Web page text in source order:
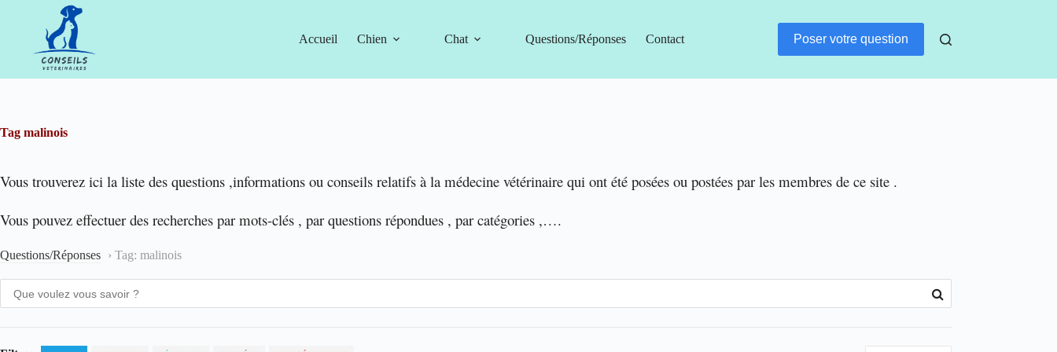
Accueil Chien Chat Questions/Réponses Contact Poser votre question
Tag malinois
Vous trouverez ici la liste des questions ,informations ou conseils relatifs à la médecine vétérinaire qui ont été posées ou postées par les membres de ce site .
Vous pouvez effectuer des recherches par mots-clés , par questions répondues , par catégories ,….
Questions/Réponses › Tag: malinois